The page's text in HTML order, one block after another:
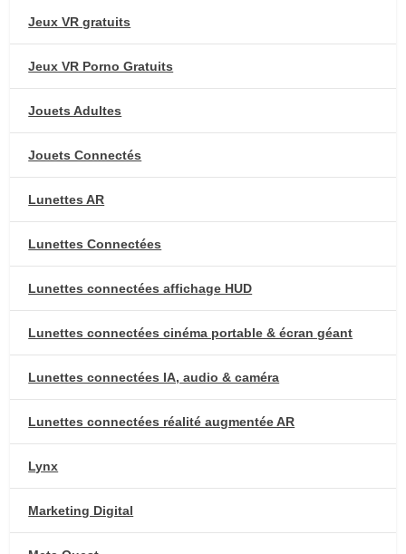
Jeux VR gratuits
Jeux VR Porno Gratuits
Jouets Adultes
Jouets Connectés
Lunettes AR
Lunettes Connectées
Lunettes connectées affichage HUD
Lunettes connectées cinéma portable & écran géant
Lunettes connectées IA, audio & caméra
Lunettes connectées réalité augmentée AR
Lynx
Marketing Digital